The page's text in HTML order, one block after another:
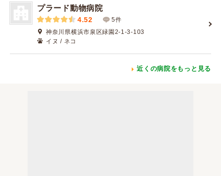
プラード動物病院
4.52
5件
神奈川県横浜市泉区緑園2-1-3-103
イヌ / ネコ
近くの病院をもっと見る